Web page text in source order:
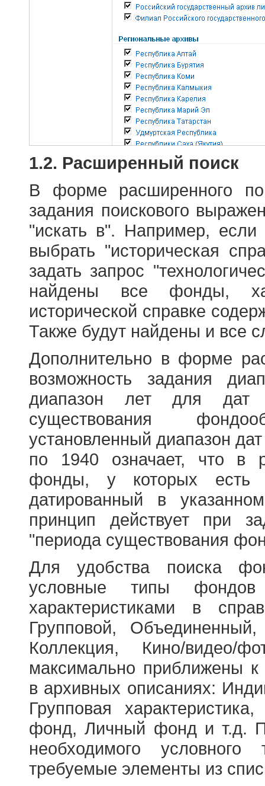
1.2. Расширенный поиск
В форме расширенного
задания поискового
"искать в". Например,
выбрать "историческая
задать запрос
найдены все фонды,
исторической справке
Также будут найдены и все
Дополнительно в форме
возможность задания
диапазон лет для
существования
установленный диапазон
по 1940 означает, что в
фонды, у которых есть
датированный в
принцип действует при
"периода существования
Для удобства поиска
условные типы
характеристиками в
Групповой,
Коллекция, Кино/
максимально приближены
в архивных описаниях:
Групповая
фонд, Личный фонд и т.д.
необходимого
требуемые элементы из